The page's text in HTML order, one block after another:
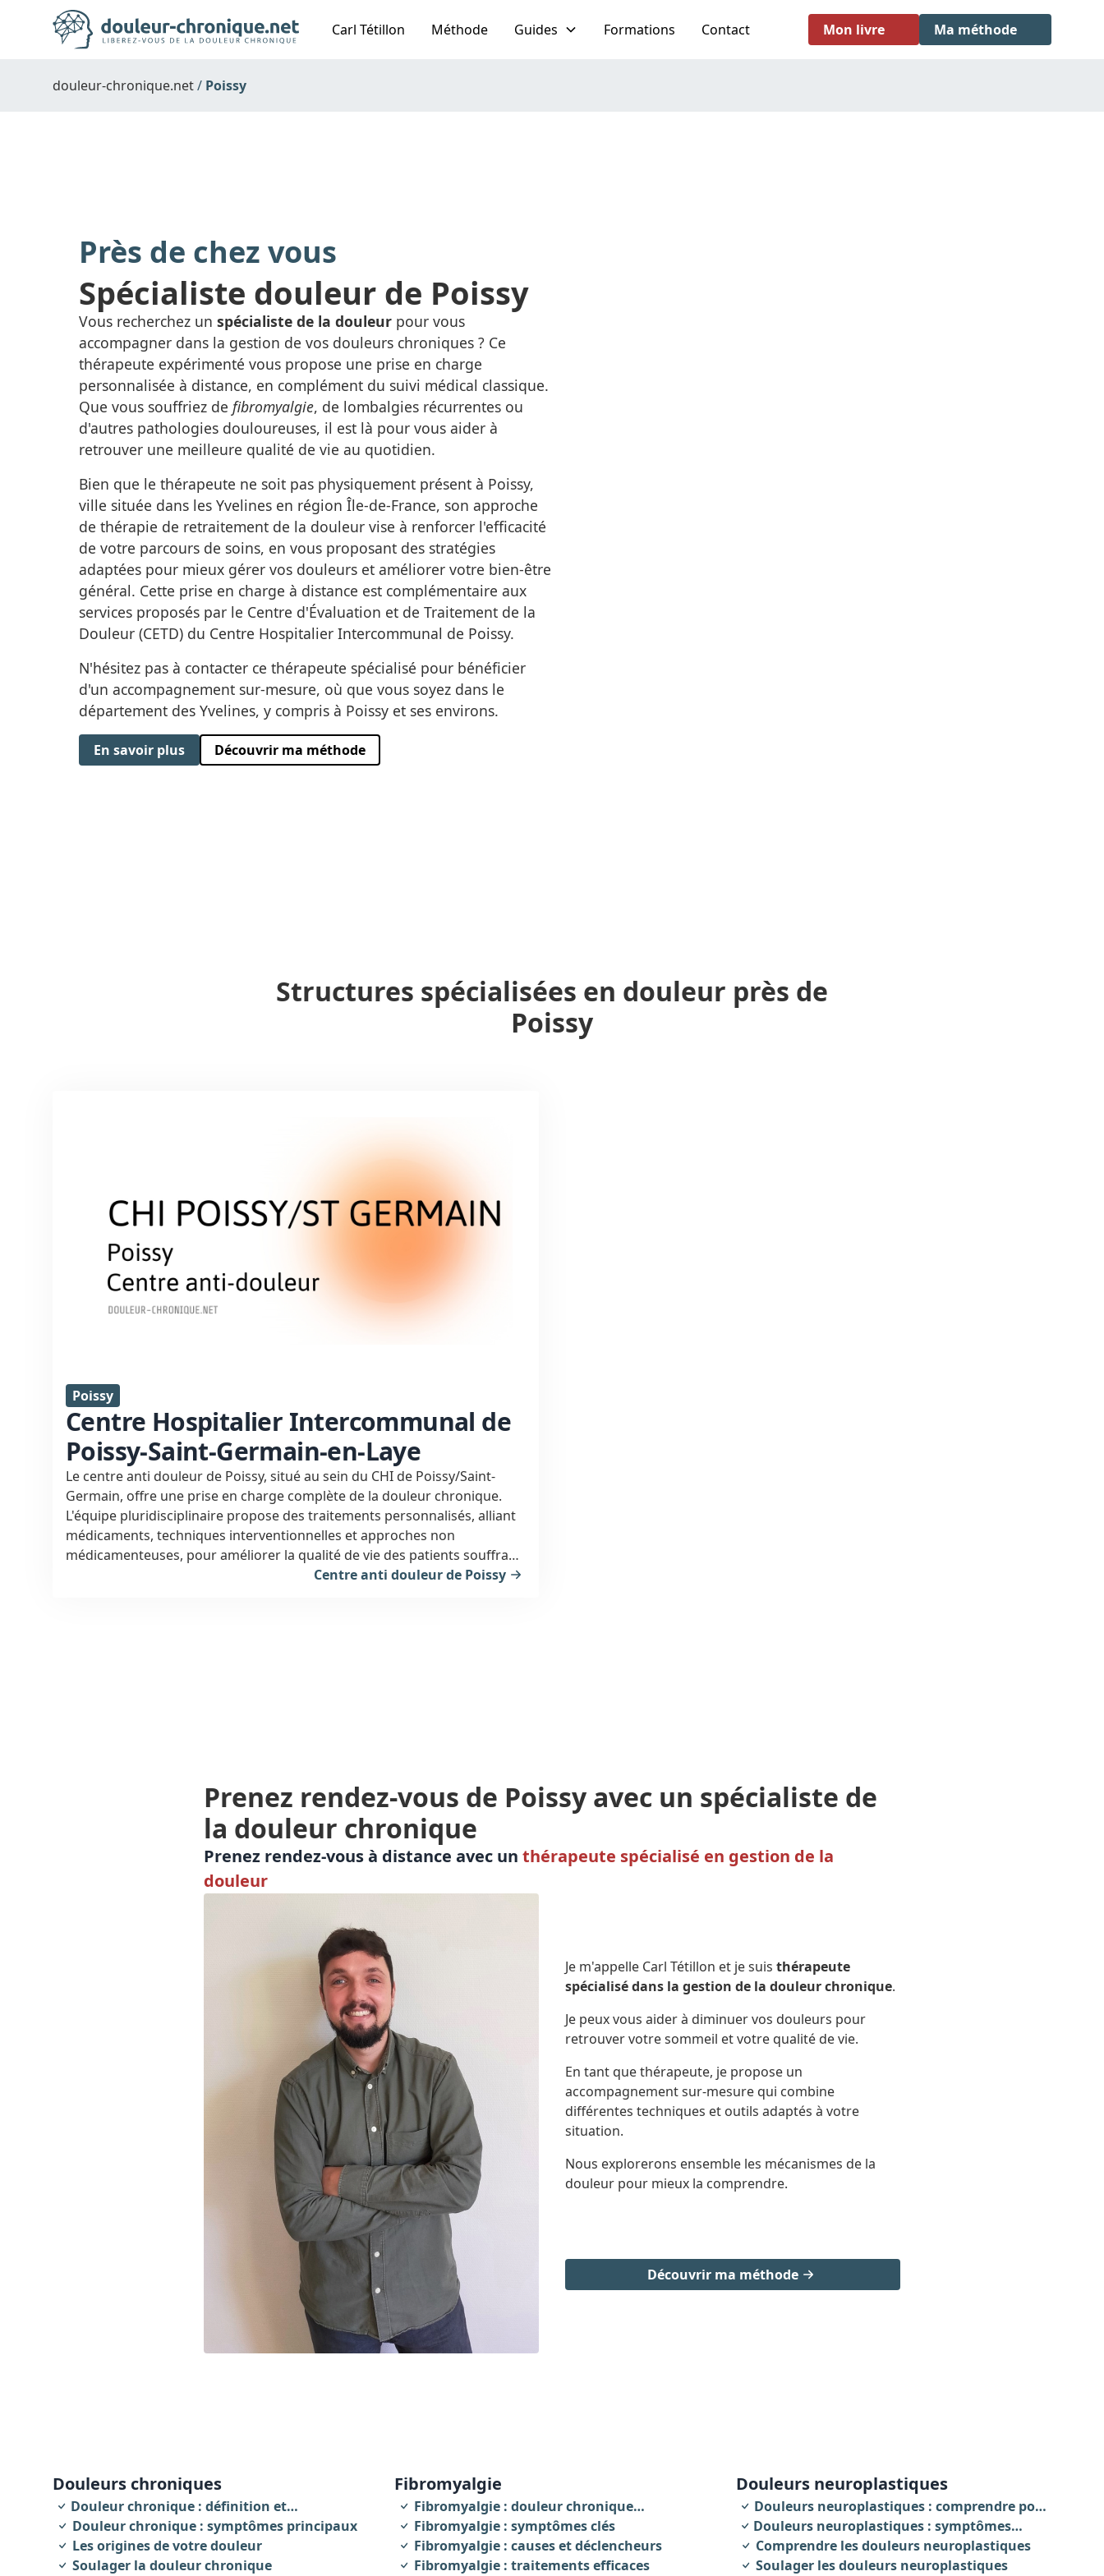
Carl Tétillon Méthode Guides Formations Contact Mon livre Ma méthode
douleur-chronique.net Poissy
Près de chez vous
Spécialiste douleur de Poissy
Vous recherchez un spécialiste de la douleur pour vous
accompagner dans la gestion de vos douleurs chroniques ? Ce
thérapeute expérimenté vous propose une prise en charge
personnalisée à distance, en complément du suivi médical classique.
Que vous souffriez de fibromyalgie, de lombalgies récurrentes ou
d'autres pathologies douloureuses, il est là pour vous aider à
retrouver une meilleure qualité de vie au quotidien.
Bien que le thérapeute ne soit pas physiquement présent à Poissy,
ville située dans les Yvelines en région Île-de-France, son approche
de thérapie de retraitement de la douleur vise à renforcer l'efficacité
de votre parcours de soins, en vous proposant des stratégies
adaptées pour mieux gérer vos douleurs et améliorer votre bien-être
général. Cette prise en charge à distance est complémentaire aux
services proposés par le Centre d'Évaluation et de Traitement de la
Douleur (CETD) du Centre Hospitalier Intercommunal de Poissy.
N'hésitez pas à contacter ce thérapeute spécialisé pour bénéficier
d'un accompagnement sur-mesure, où que vous soyez dans le
département des Yvelines, y compris à Poissy et ses environs.
En savoir plus Découvrir ma méthode
Structures spécialisées en douleur près de
Poissy
Poissy
Centre Hospitalier Intercommunal de
Poissy-Saint-Germain-en-Laye
Le centre anti douleur de Poissy, situé au sein du CHI de Poissy/Saint-
Germain, offre une prise en charge complète de la douleur chronique.
L'équipe pluridisciplinaire propose des traitements personnalisés, alliant
médicaments, techniques interventionnelles et approches non
médicamenteuses, pour améliorer la qualité de vie des patients souffrant
Centre anti douleur de Poissy
Prenez rendez-vous de Poissy avec un spécialiste de
la douleur chronique
Prenez rendez-vous à distance avec un thérapeute spécialisé en gestion de la
douleur
Je m'appelle Carl Tétillon et je suis thérapeute
spécialisé dans la gestion de la douleur chronique.
Je peux vous aider à diminuer vos douleurs pour
retrouver votre sommeil et votre qualité de vie.
En tant que thérapeute, je propose un
accompagnement sur-mesure qui combine
différentes techniques et outils adaptés à votre
situation.
Nous explorerons ensemble les mécanismes de la
douleur pour mieux la comprendre.
Découvrir ma méthode
Douleurs chroniques
Douleur chronique : définition et
caractéristiques
Douleur chronique : symptômes principaux
Les origines de votre douleur
Soulager la douleur chronique
fibromyalgie
Fibromyalgie : douleur chronique
invalidante
Fibromyalgie : symptômes clés
Fibromyalgie : causes et déclencheurs
Fibromyalgie : traitements efficaces
douleurs neuroplastiques
Douleurs neuroplastiques : comprendre pour
agir
Douleurs neuroplastiques : symptômes
révélateurs
Comprendre les douleurs neuroplastiques
Soulager les douleurs neuroplastiques